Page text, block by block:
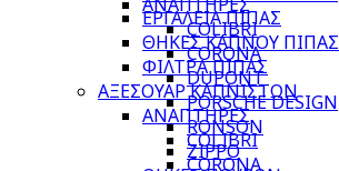
COLIBRI
CORONA
DUPONT
PORSCHE DESIGN
RONSON
ZIPPO
ΕΡΓΑΛΕΙΑ ΠΙΠΑΣ
ΘΗΚΕΣ ΚΑΠΝΟΥ ΠΙΠΑΣ
ΦΙΛΤΡΑ ΠΙΠΑΣ
ΑΞΕΣΟΥΑΡ ΚΑΠΝΙΣΤΩΝ
ΑΝΑΠΤΗΡΕΣ
COLIBRI
CORONA